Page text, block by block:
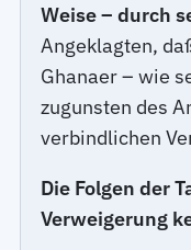
Weise – durch
Angeklagten,
Ghanaer – wie
zugunsten des
verbindlichen
Die Folgen der
Verweigerung